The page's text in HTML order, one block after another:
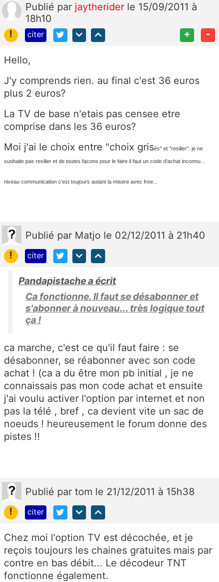
Publié par jaytherider le 15/09/2011 à
18h10
!
citer + -
Hello,
J'y comprends rien. au final c'est 36 euros
plus 2 euros?
La TV de base n'etais pas censee etre
comprise dans les 36 euros?
Moi j'ai le choix entre "choix grisés" et "resilier". je ne
suohaite pas resilier et de toutes facons pour le faire il faut un code d'achat inconnu...
niveau communication c'est toujours autant la misere avec free...
Publié par Matjo le 02/12/2011 à 21h40
!
citer
Pandapistache a écrit
Ca fonctionne. Il faut se désabonner et
s'abonner à nouveau... très logique tout
ça !
ca marche, c'est ce qu'il faut faire : se
désabonner, se réabonner avec son code
achat ! (ca a du être mon pb initial , je ne
connaissais pas mon code achat et ensuite
j'ai voulu activer l'option par internet et non
pas la télé , bref , ca devient vite un sac de
noeuds ! heureusement le forum donne des
pistes !!
Publié par tom le 21/12/2011 à 15h38
!
citer
Chez moi l'option TV est décochée, et je
reçois toujours les chaines gratuites mais par
contre en bas débit... Le décodeur TNT
fonctionne également.